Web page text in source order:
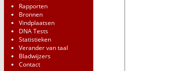
Rapporten
Bronnen
Vindplaatsen
DNA Tests
Statistieken
Verander van taal
Bladwijzers
Contact